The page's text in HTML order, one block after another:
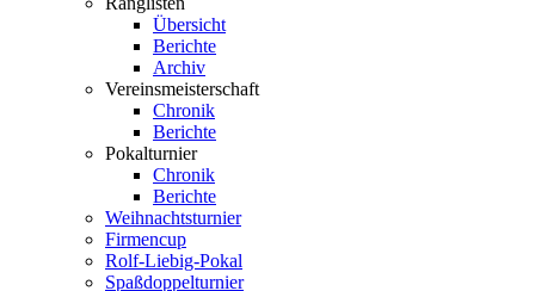
Übersicht
Berichte
Archiv
Vereinsmeisterschaft
Chronik
Berichte
Pokalturnier
Chronik
Berichte
Weihnachtsturnier
Firmencup
Rolf-Liebig-Pokal
Spaßdoppelturnier